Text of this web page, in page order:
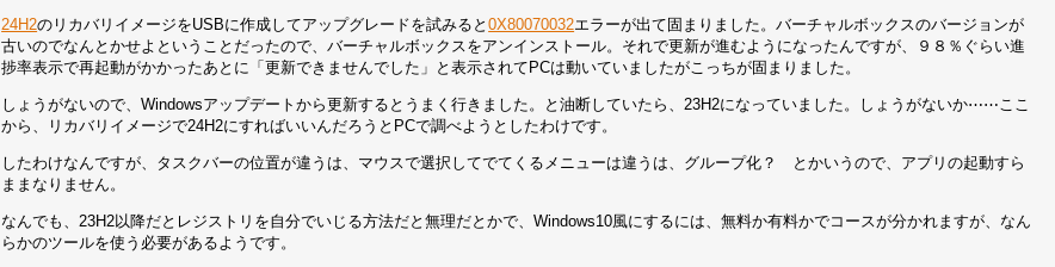
24H2のリカバリイメージをUSBに作成してアップグレードを試みると0X80070032エラーが出て固まりました。バーチャルボックスのバージョンが
古いのでなんとかせよということだったので、バーチャルボックスをアンインストール。それで更新が進むようになったんですが、９８％ぐらい進
捗率表示で再起動がかかったあとに「更新できませんでした」と表示されてPCは動いていましたがこっちが固まりました。
しょうがないので、Windowsアップデートから更新するとうまく行きました。と油断していたら、23H2になっていました。しょうがないか⋯⋯ここ
から、リカバリイメージで24H2にすればいいんだろうとPCで調べようとしたわけです。
したわけなんですが、タスクバーの位置が違うは、マウスで選択してでてくるメニューは違うは、グループ化？ とかいうので、アプリの起動すら
ままなりません。
なんでも、23H2以降だとレジストリを自分でいじる方法だと無理だとかで、Windows10風にするには、無料か有料かでコースが分かれますが、なん
らかのツールを使う必要があるようです。